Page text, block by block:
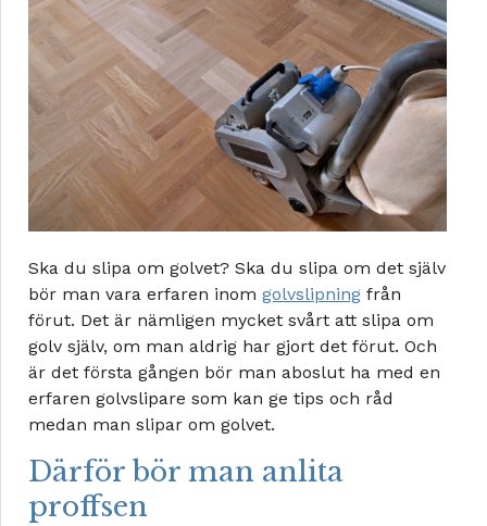
Ska du slipa om golvet? Ska du slipa om det själv
bör man vara erfaren inom golvslipning från
förut. Det är nämligen mycket svårt att slipa om
golv själv, om man aldrig har gjort det förut. Och
är det första gången bör man aboslut ha med en
erfaren golvslipare som kan ge tips och råd
medan man slipar om golvet.
Därför bör man anlita
proffsen